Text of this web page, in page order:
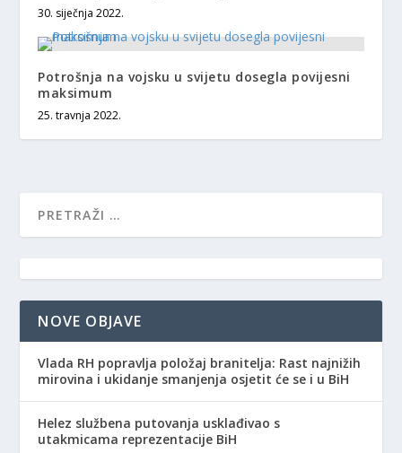
30. siječnja 2022.
Potrošnja na vojsku u svijetu dosegla povijesni
maksimum
25. travnja 2022.
NOVE OBJAVE
Vlada RH popravlja položaj branitelja: Rast najnižih
mirovina i ukidanje smanjenja osjetit će se i u BiH
Helez službena putovanja usklađivao s
utakmicama reprezentacije BiH